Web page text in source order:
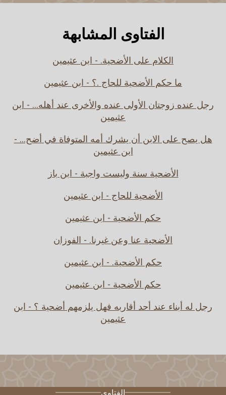
الفتاوى المشابهة
الكلام على الأضحية. - ابن عثيمين
ما حكم الأضحية للحاج .؟ - ابن عثيمين
رجل عنده زوجتان الأولى عنده والأخرى عند أهله... - ابن
عثيمين
هل يصح على الابن أن يشرك أمه المتوفاة في أضح... -
ابن عثيمين
الأضحية سنة وليست واجبة - ابن باز
الأضحية للحاج - ابن عثيمين
حكم الأضحية - ابن عثيمين
الأضحية عنا وعن غيرنا. - الفوزان
حكم الأضحية. - ابن عثيمين
حكم الأضحية - ابن عثيمين
رجل له أبناء عند أحد أقاربه فهل يلزمهم أضحية ؟ - ابن
عثيمين
الفتاوى